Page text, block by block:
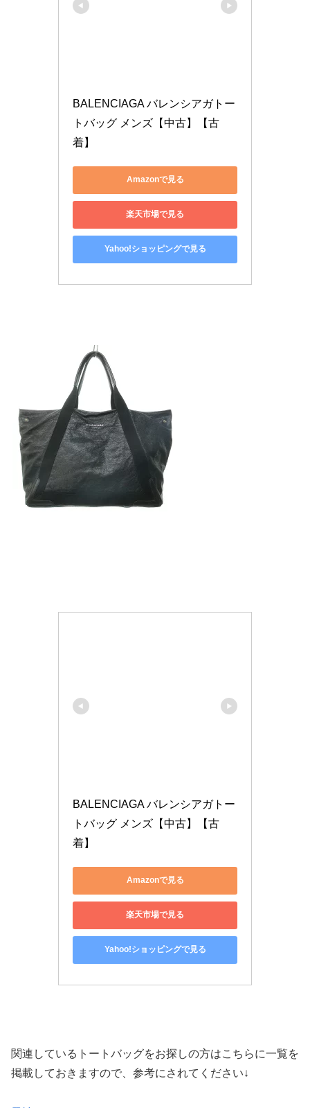
BALENCIAGA バレンシアガトー
トバッグ メンズ【中古】【古
着】
Amazonで見る
楽天市場で見る
Yahoo!ショッピングで見る
BALENCIAGA バレンシアガトー
トバッグ メンズ【中古】【古
着】
Amazonで見る
楽天市場で見る
Yahoo!ショッピングで見る
関連しているトートバッグをお探しの方はこちらに一覧を
掲載しておきますので、参考にされてください↓